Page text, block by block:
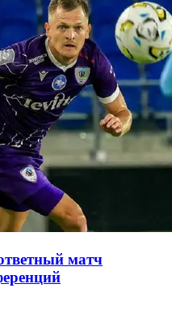
матч